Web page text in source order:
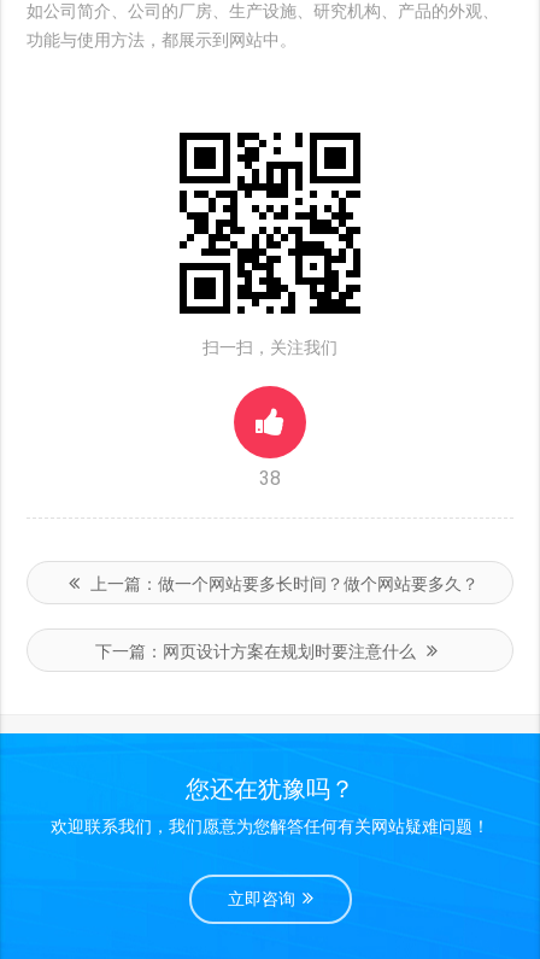
如公司简介、公司的厂房、生产设施、研究机构、产品的外观、
功能与使用方法，都展示到网站中。
扫一扫，关注我们
38
上一篇： 做一个网站要多长时间？做个网站要多久？
下一篇： 网页设计方案在规划时要注意什么
您还在犹豫吗？
欢迎联系我们，我们愿意为您解答任何有关网站疑难问题！
立即咨询